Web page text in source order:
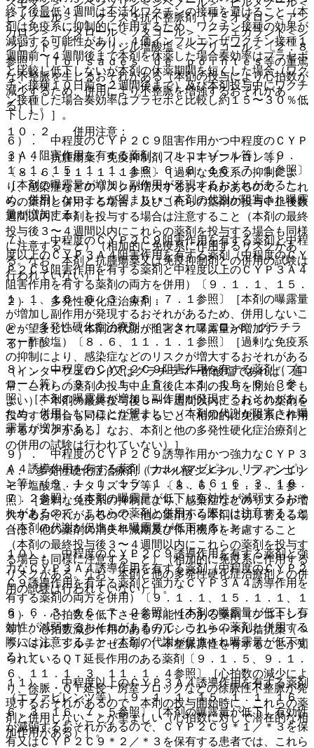
終了後最低４週間は不活化ワクチンの接種を避けること（本
剤は免疫系に抑制的に作用するため、ワクチン接種の効果が
減弱する可能性があり、４価インフルエンザワクチン接種１
週間前〜４週間後まで本剤を休薬した場合奏効率はプラセボ
と比較し低下しないが本剤の休薬期間を短くした場合（ワク
チン接種１０日前〜２週間後まで）及び本剤投与中にワクチ
ン接種した場合奏効率はプラセボと比較し約１５〜３０％低
下した）］。
６）． 中程度のＣＹＰ２Ｃ９阻害作用かつ中程度のＣＹＰ
３Ａ４阻害作用を有する薬剤（フルコナゾール等）〔９．
１．１、１５．１．１、１６．６．３、１６．７．１参照〕
［本剤の曝露量が増加し副作用が発現するおそれがあるた
め、併用しないことが望ましい（本剤の代謝が阻害され曝露
量が増加する）］。
７）． 中程度のＣＹＰ２Ｃ９阻害作用を有する薬剤と中程
度以上のＣＹＰ３Ａ４阻害作用を有する薬剤（中程度のＣＹ
Ｐ２Ｃ９阻害作用を有する薬剤と中程度以上のＣＹＰ３Ａ４
阻害作用を有する薬剤の両方を併用）〔９．１．１、１５．
１．１、１６．６．３、１６．７．１参照〕［本剤の曝露量
が増加し副作用が発現するおそれがあるため、併用しないこ
とが望ましい（本剤の代謝が阻害され曝露量が増加す
る）］。
８）． 中程度のＣＹＰ２Ｃ９阻害作用を有する薬剤（ブコ
ローム等）〔９．１．１、１５．１．１、１６．６．３参
照〕［本剤の曝露量が増加し副作用が発現するおそれがある
ため、併用しないことが望ましい（本剤の代謝が阻害され曝
露量が増加する）］。
９）． 中程度のＣＹＰ２Ｃ９誘導作用かつ強力なＣＹＰ３
Ａ４誘導作用を有する薬剤（カルバマゼピン、リファンピシ
ン等）〔９．１．１、１５．１．１、１６．６．３、１６．
７．２参照〕［本剤の曝露量が低下し有効性が減弱するおそ
れがあるので、これらの薬剤と併用する際には注意すること
（本剤の代謝が促進され曝露量が低下する）］。
１０）． 中程度のＣＹＰ２Ｃ９誘導作用を有する薬剤と強
力なＣＹＰ３Ａ４誘導作用を有する薬剤（中程度のＣＹＰ２
Ｃ９誘導作用を有する薬剤と強力なＣＹＰ３Ａ４誘導作用を
有する薬剤の両方を併用）〔９．１．１、１５．１．１、１
６．６．３、１６．７．２参照〕［本剤の曝露量が低下し有
効性が減弱するおそれがあるので、これらの薬剤と併用する
際には注意すること（本剤の代謝が促進され曝露量が低下す
る）］。
１１）． 中程度以上のＣＹＰ３Ａ４誘導作用を有する薬剤
（エファビレンツ等）〔９．１．１、１５．１．１、１６．
６．３、１６．７．５参照〕［本剤の曝露量が低下し有効性
が減弱するおそれがあるので、ＣＹＰ２Ｃ９＊１／＊３を保
有又はＣＹＰ２Ｃ９＊２／＊３を保有する患者では、これら
スモダン＞、シベンゾリン＜シベノール＞、ピルメノール＜
ピメノール＞）、クラス３抗不整脈剤（アミオダロン＜アン
カロン＞、ソタロール＜ソタコール＞、ニフェカラント＜シ
ンビット＞）、ベプリジル塩酸塩＜ベプリコール＞〔２．８
参照〕［Ｔｏｒｓａｄｅｓ ｄｅ ｐｏｉｎｔｅｓ等の重篤
な不整脈を生じるおそれがある（本剤の投与により心拍数が
減少するため、併用により不整脈を増強するおそれがあ
る）］。
１０．２． 併用注意：
１）． 抗腫瘍薬、免疫抑制剤（ミトキサントロン等）
〔８．６、１１．１．１参照〕［過剰な免疫系の抑制によ
り、感染症などのリスクが増大するおそれがあるので、これ
らの薬剤と併用する場合、及びこれらの薬剤の投与中止後数
週間以内に本剤を投与する場合は注意すること（本剤の最終
投与後３〜４週間以内にこれらの薬剤を投与する場合も同様
に注意すること）（相加的に免疫系に作用するリスクがあ
る。なお、本剤と抗腫瘍薬又は免疫抑制剤との併用の試験は
行われていない）］。
２）． 多発性硬化症治療剤：
@． 多発性硬化症治療剤（インターフェロンβ、グラチラ
マー酢酸塩）〔８．６、１１．１．１参照〕［過剰な免疫系
の抑制により、感染症などのリスクが増大するおそれがある
（インターフェロンβ又はグラチラマー酢酸塩であれば、通
常、これらの薬剤の投与中止直後に本剤の投与を開始しても
よい）、本剤の最終投与後３〜４週間以内にこれらの薬剤を
投与する場合も同様に注意すること（相加的に免疫系に作用
するリスクがある。なお、本剤と他の多発性硬化症治療剤と
の併用の試験は行われていない）］。
A． 多発性硬化症治療剤（フマル酸ジメチル、フィンゴリ
モド塩酸塩、ナタリズマブ等）〔８．６、１１．１．１参
照〕［過剰な免疫系の抑制により、感染症などのリスクが増
大するおそれがあるので、他の薬剤から本剤に切り替える場
合は、他の薬剤の消失半減期及び作用機序を考慮すること
（本剤の最終投与後３〜４週間以内にこれらの薬剤を投与す
る場合も同様に注意すること）（相加的に免疫系に作用する
リスクがある。なお、本剤と他の多発性硬化症治療剤との併
用の試験は行われていない）］。
３）． 心拍数を低下させる可能性のある薬剤（ジゴキシン
等）、心拍数減少作用のあるカルシウムチャネル拮抗薬（ベ
ラパミル、ジルチアゼム等）、不整脈原性を有することが知
られているＱＴ延長作用のある薬剤〔９．１．５、９．１．
６、１１．１．３、１１．１．４参照〕［心拍数の減少によ
り、徐脈・ＱＴ延長・房室ブロックなどの徐脈性不整脈が発
現するおそれがあるので、本剤の投与開始時に、これらの薬
剤と併用しないことが望ましい（心拍数に対して潜在的な相
加作用がある）］。